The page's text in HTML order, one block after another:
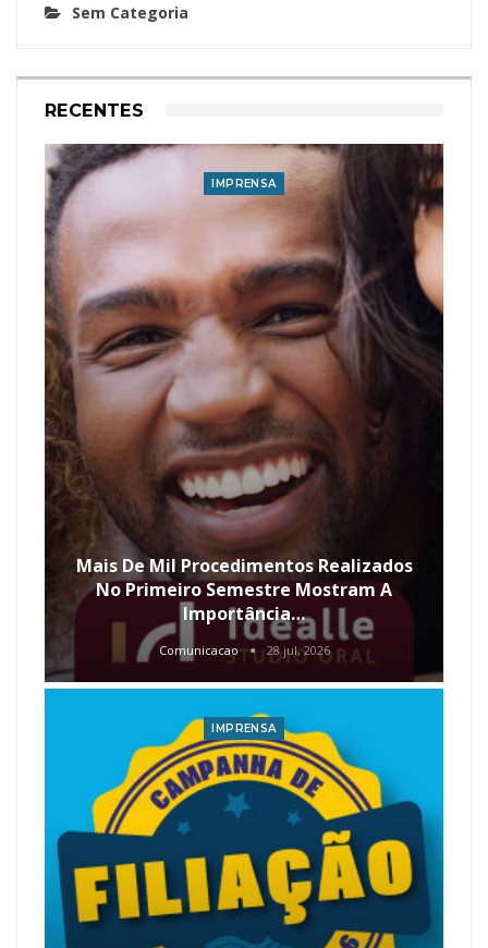
Sem Categoria
RECENTES
IMPRENSA
Mais De Mil Procedimentos Realizados
No Primeiro Semestre Mostram A
Importância…
Comunicacao 28 jul, 2026
IMPRENSA